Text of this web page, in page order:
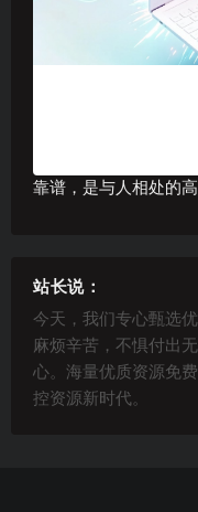
靠谱，是与人相处的
站长说：
今天，我们专心甄选
麻烦辛苦，不惧付出
心。海量优质资源免
控资源新时代。